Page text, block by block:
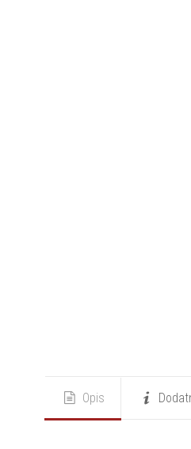
Opis